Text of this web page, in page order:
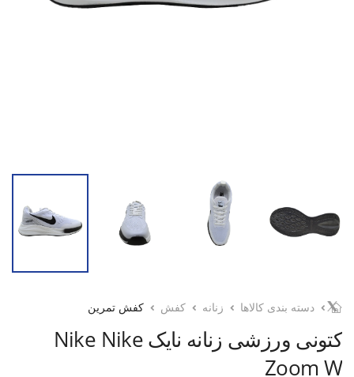
دسته بندی کالاها زنانه کفش کفش تمرین
کتونی ورزشی زنانه نایک Nike Nike
Zoom W